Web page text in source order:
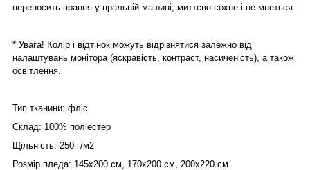
переносить прання у пральній машині, миттєво сохне і не мнеться.
* Увага! Колір і відтінок можуть відрізнятися залежно від
налаштувань монітора (яскравість, контраст, насиченість), а також
освітлення.
Тип тканини: фліс
Склад: 100% поліестер
Щільність: 250 г/м2
Розмір пледа: 145х200 см, 170х200 см, 200х220 см